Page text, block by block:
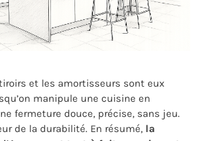
et les amortisseurs sont eux
manipule une cuisine en
fermeture douce, précise, sans jeu.
de la durabilité. En résumé, la